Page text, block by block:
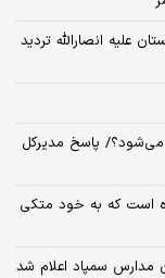
علیه انصارالله تردید
می‌شود؟/ پاسخ مدیرکل
است که به خود متکی
مدارس سمپاد اعلام شد